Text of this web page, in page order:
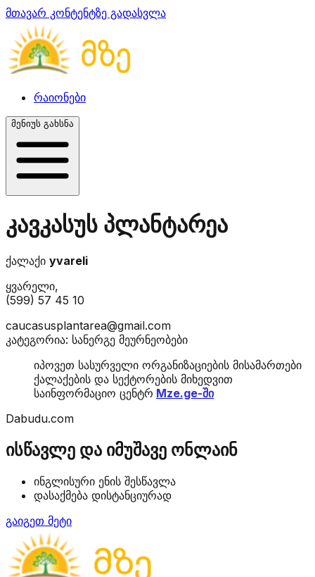
მთავარ კონტენტზე გადასვლა
რაიონები
მენიუს გახსნა
კავკასუს პლანტარეა
ქალაქი yvareli
ყვარელი,
(599) 57 45 10
caucasusplantarea@gmail.com
კატეგორია: სანერგე მეურნეობები
იპოვეთ სასურველი ორგანიზაციების მისამართები
ქალაქების და სექტორების მიხედვით
საინფორმაციო ცენტრ Mze.ge-ში
Dabudu.com
ისწავლე და იმუშავე ონლაინ
ინგლისური ენის შესწავლა
დასაქმება დისტანციურად
გაიგეთ მეტი